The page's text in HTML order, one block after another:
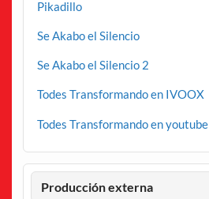
Pikadillo
Se Akabo el Silencio
Se Akabo el Silencio 2
Todes Transformando en IVOOX
Todes Transformando en youtube
Producción externa